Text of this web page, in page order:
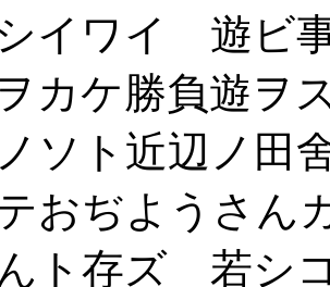
イワイ 遊ビ
カケ勝負遊ヲ
ソト近辺ノ田
おぢようさん
ト存ズ 若シ